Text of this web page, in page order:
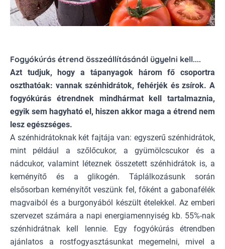
Fogyókúrás étrend összeállításánál ügyelni kell....
Azt tudjuk, hogy a tápanyagok három fő csoportra
oszthatóak: vannak szénhidrátok, fehérjék és zsírok. A
fogyókúrás étrendnek mindhármat kell tartalmaznia,
egyik sem hagyható el, hiszen akkor maga a étrend nem
lesz egészséges.
A szénhidrátoknak két fajtája van: egyszerű szénhidrátok,
mint például a szőlőcukor, a gyümölcscukor és a
nádcukor, valamint léteznek összetett szénhidrátok is, a
keményítő és a glikogén. Táplálkozásunk során
elsősorban keményítőt veszünk fel, főként a gabonafélék
magvaiból és a burgonyából készült ételekkel. Az emberi
szervezet számára a napi energiamennyiség kb. 55%-nak
szénhidrátnak kell lennie. Egy fogyókúrás étrendben
ajánlatos a rostfogyasztásunkat megemelni, mivel a